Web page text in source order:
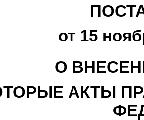
от 15
О
АКТЫ